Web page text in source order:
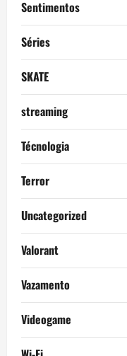
Sentimentos
Séries
SKATE
streaming
Técnologia
Terror
Uncategorized
Valorant
Vazamento
Videogame